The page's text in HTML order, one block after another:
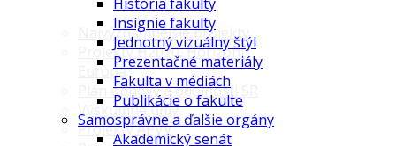
Najvýznamnejšie projekty
Projekty H2020, Horizont
Európa
Plán obnovy a odolnosti SR
Výskumné tímy
Projekty APVV
História fakulty
Insígnie fakulty
Jednotný vizuálny štýl
Prezentačné materiály
Fakulta v médiách
Publikácie o fakulte
Samosprávne a ďalšie orgány
Akademický senát